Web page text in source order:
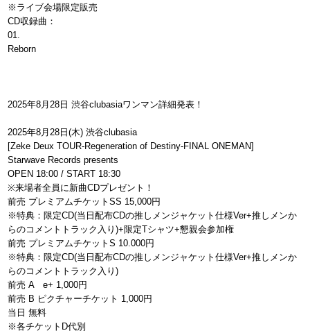
※ライブ会場限定販売
CD収録曲：
01.
Reborn
2025年8月28日 渋谷clubasiaワンマン詳細発表！
2025年8月28日(木) 渋谷clubasia
[Zeke Deux TOUR-Regeneration of Destiny-FINAL ONEMAN]
Starwave Records presents
OPEN 18:00 / START 18:30
※来場者全員に新曲CDプレゼント！
前売 プレミアムチケットSS 15,000円
※特典：限定CD(当日配布CDの推しメンジャケット仕様Ver+推しメンか
らのコメントトラック入り)+限定Tシャツ+懇親会参加権
前売 プレミアムチケットS 10.000円
※特典：限定CD(当日配布CDの推しメンジャケット仕様Ver+推しメンか
らのコメントトラック入り)
前売 A e+ 1,000円
前売 B ピクチャーチケット 1,000円
当日 無料
※各チケットD代別